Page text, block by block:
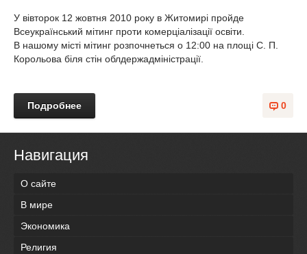
У вівторок 12 жовтня 2010 року в Житомирі пройде
Всеукраїнський мітинг проти комерціалізації освіти.
В нашому місті мітинг розпочнеться о 12:00 на площі С. П.
Корольова біля стін облдержадміністрації.
0
Подробнее
Навигация
О сайте
В мире
Экономика
Религия